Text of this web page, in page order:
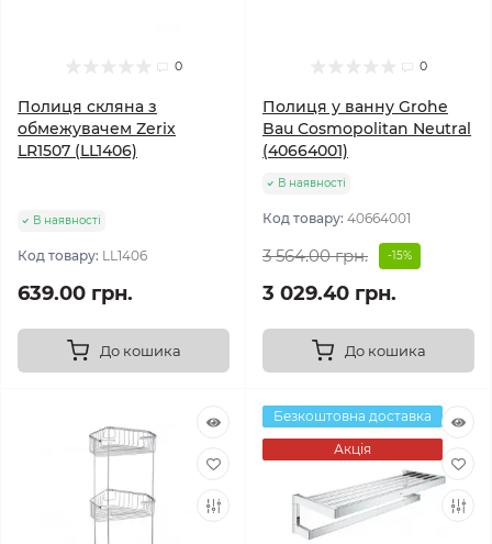
0
Полиця скляна з
обмежувачем Zerix
LR1507 (LL1406)
В наявності
Код товару: LL1406
639.00 грн.
До кошика
0
Полиця у ванну Grohe
Bau Cosmopolitan Neutral
(40664001)
В наявності
Код товару: 40664001
3 564.00 грн. -15%
3 029.40 грн.
До кошика
Безкоштовна доставка
Акція